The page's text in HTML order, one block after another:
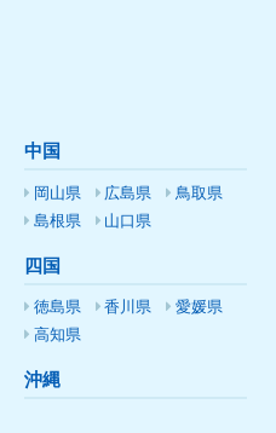
中国
岡山県 広島県
鳥取県
島根県
山口県
四国
徳島県 香川県
愛媛県
高知県
沖縄